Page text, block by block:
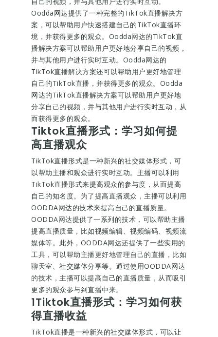
Oodda网达提供了一种完整的TikTok直播解决方
案，可以帮助用户快速搭建自己的TikTok直播环
境，并获得更多的观众。Oodda网达的TikTok直
播解决方案可以帮助用户更好地分享自己的视频，
并与其他用户进行实时互动。Oodda网达的
TikTok直播解决方案还可以帮助用户更好地管理
自己的TikTok直播，并获得更多的观众。Oodda
网达的TikTok直播解决方案可以帮助用户更好地
分享自己的视频，并与其他用户进行实时互动，从
而获得更多的观众。
Tiktok直播形式：学习如何提
高直播观众
TikTok直播形式是一种新兴的社交媒体形式，可
以帮助主播和观众进行实时互动。主播可以利用
TikTok直播形式来提高观众的参与度，从而提高
自己的知名度。为了提高直播观众，主播可以利用
OODDA网达的技术来提高自己的直播质量。
OODDA网达提供了一系列的技术，可以帮助主播
提高直播质量，比如视频编辑、视频编码、视频流
媒体等。此外，OODDA网达还提供了一些实用的
工具，可以帮助主播更好地管理自己的直播，比如
聊天室、社交媒体分享等。通过使用OODDA网达
的技术，主播可以提高自己的直播质量，从而吸引
更多的观众参与到直播中来。
1Tiktok直播形式：学习如何获
得直播收益
TikTok直播是一种新兴的社交媒体形式，可以让